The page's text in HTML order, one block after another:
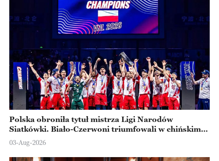
Polska obroniła tytuł mistrza Ligi Narodów
Siatkówki. Biało-Czerwoni triumfowali w chińskim
Ningbo
03-Aug-2026